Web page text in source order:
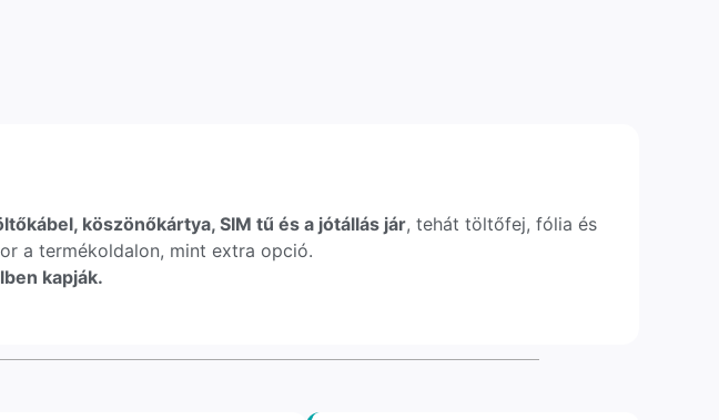
köszönőkártya, SIM tű és a jótállás jár, tehát töltőfej, fólia és
a termékoldalon, mint extra opció.
kapják.